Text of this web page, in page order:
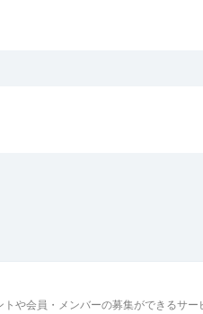
や会員・メンバーの募集ができるサー